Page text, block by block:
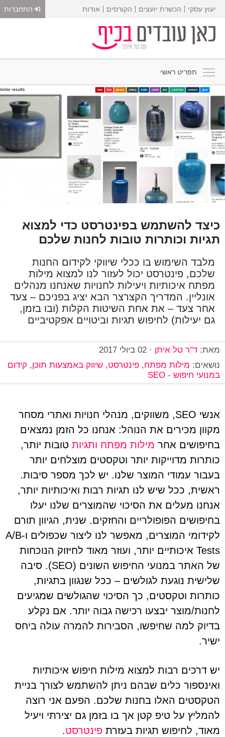
יעוץ עסקי הכשרת יועצים הקורסים אודות התחברות
תפריט ראשי
כיצד להשתמש בפינטרסט כדי למצוא
תגיות וכותרות טובות לחנות שלכם
מלבד השימוש בו ככלי שיווקי לקידום החנות
שלכם, פינטרסט יכול לעזור לנו למצוא מילות
מפתח איכותיות ויעילות לחנויות שאנחנו מנהלים
אונליין. המדריך הקצרצר הבא יציג בפניכם – צעד
אחר צעד – את אחת השיטות הקלות (ובו בזמן,
גם יעילות) לחיפוש תגיות וביטויים אפקטיביים
מאת: ד"ר טל איתן· 02 ביולי 2017
נושאים: מילות מפתח, פינטרסט, שיווק באמצעות תוכן, קידום
במנועי חיפוש - SEO
אנשי SEO, משווקים, מנהלי חנויות ואתרי מסחר
מקוון מכירים את הנוהל: אנחנו כל הזמן נמצאים
בחיפושים אחר מילות מפתח ותגיותטובות יותר,
כותרות מדוייקות יותר וטקסטים מוצלחים יותר
בעבור עמודי המוצר שלנו. יש לכך מספר סיבות.
ראשית, ככל שיש לנו תגיות רבות ואיכותיות יותר,
אנחנו מעלים את הסיכוי שהמוצרים שלנו יעלו
בחיפושים הפופולריים והחזקים. שנית, הגיוון תורם
לקידומי המוצרים, מאפשר לנו ליצור שכפולים ו-A/B
Tests איכותיים יותר, ועוזר מאוד לחיזוק הנוכחות
של האתר במנועי החיפוש השונים (SEO). סיבה
שלישית נוגעת לגולשים – ככל שנגוון בתגיות,
כותרות וטקסטים, כך הסיכוי שהגולשים שמגיעים
לחנות/מוצר יבצעו רכישה גבוה יותר. אם נקלע
בדיוק למה שחיפשו, הסבירות להמרה עולה ביחס
ישיר.
יש דרכים רבות למצוא מילות חיפוש איכותיות
ואינספור כלים שבהם ניתן להשתמש לצורך בניית
הטקסטים האלו בחנות שלכם. הפעם אני רוצה
להמליץ על טיפ קטן אך בו בזמן גם יצירתי ויעיל
מאוד, לחיפוש תגיות בעזרת פינטרסט.